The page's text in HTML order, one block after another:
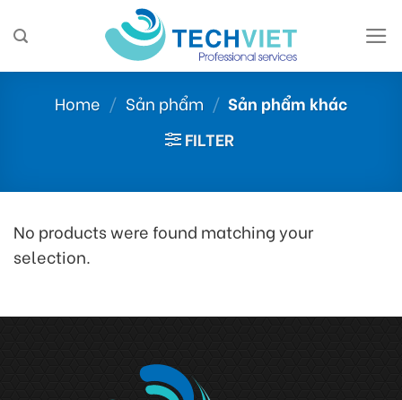
to
Home / Sản phẩm / Sản phẩm khác
FILTER
No products were found matching your
selection.